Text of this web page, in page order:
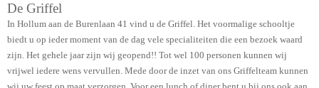
De Griffel
In Hollum aan de Burenlaan 41 vind u de Griffel. Het voormalige schooltje
biedt u op ieder moment van de dag vele specialiteiten die een bezoek waard
zijn. Het gehele jaar zijn wij geopend!! Tot wel 100 personen kunnen wij
vrijwel iedere wens vervullen. Mede door de inzet van ons Griffelteam kunnen